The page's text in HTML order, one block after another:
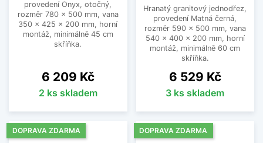
provedení Onyx, otočný,
rozměr 780 x 500 mm, vana
350 x 425 x 200 mm, horní
montáž, minimálně 45 cm
skříňka.
Cena
6 209 Kč
2 ks skladem
Hranatý granitový jednodřez,
provedení Matná černá,
rozměr 590 x 500 mm, vana
540 x 400 x 200 mm, horní
montáž, minimálně 60 cm
skříňka.
Cena
6 529 Kč
3 ks skladem
DOPRAVA ZDARMA DOPRAVA ZDARMA